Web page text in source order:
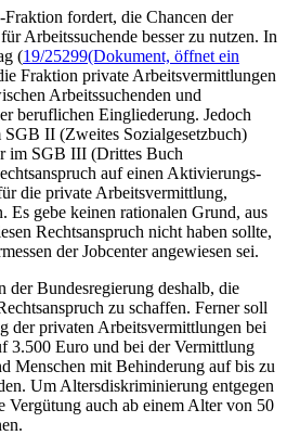
fordert, die Chancen der
Arbeitssuchende besser zu nutzen. In
(19/25299(Dokument, öffnet ein
Fraktion private Arbeitsvermittlungen
Arbeitssuchenden und
beruflichen Eingliederung. Jedoch
SGB II (Zweites Sozialgesetzbuch)
im SGB III (Drittes Buch
auf einen Aktivierungs-
die private Arbeitsvermittlung,
Es gebe keinen rationalen Grund, aus
Rechtsanspruch nicht haben sollte,
der Jobcenter angewiesen sei.
Bundesregierung deshalb, die
zu schaffen. Ferner soll
der privaten Arbeitsvermittlungen bei
3.500 Euro und bei der Vermittlung
Menschen mit Behinderung auf bis zu
Um Altersdiskriminierung entgegen
Vergütung auch ab einem Alter von 50